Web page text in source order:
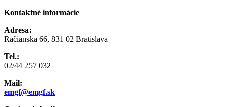
Kontaktné informácie
Adresa:
Račianska 66, 831 02 Bratislava
Tel.:
02/44 257 032
Mail:
emgf@emgf.sk